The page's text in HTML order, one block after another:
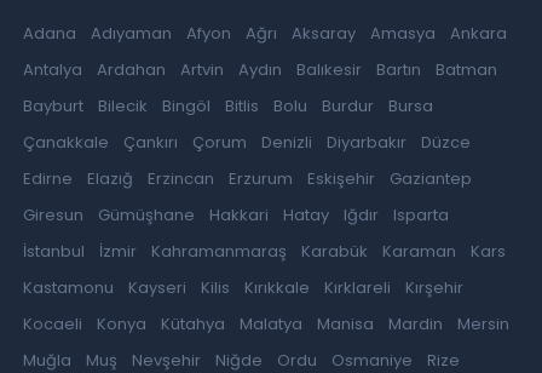
Adana Adıyaman Afyon Ağrı Aksaray Amasya
Ankara
Antalya
Ardahan Artvin Aydın Balıkesir Bartın
Batman
Bayburt
Bilecik Bingöl Bitlis Bolu Burdur
Bursa
Çanakkale
Çankırı Çorum Denizli Diyarbakır
Düzce
Edirne
Elazığ Erzincan Erzurum Eskişehir
Gaziantep
Giresun
Gümüşhane Hakkari Hatay Iğdır
Isparta
İstanbul
İzmir Kahramanmaraş Karabük Karaman
Kars
Kastamonu
Kayseri Kilis Kırıkkale Kırklareli
Kırşehir
Kocaeli
Konya Kütahya Malatya Manisa Mardin
Mersin
Muğla
Muş Nevşehir Niğde Ordu Osmaniye
Rize